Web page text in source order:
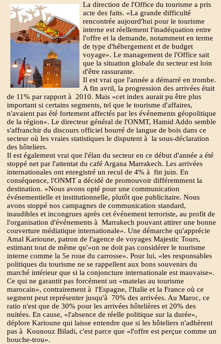
La direction de l'Office du tourisme a pris
acte des faits. «La grande difficulté
rencontrée aujourd'hui pour le tourisme
interne est réellement l'inadéquation entre
l'offre et la demande, notamment en terme
de type d'hébergement et de budget
voyage». Le management de l'Office sait
que la situation globale du secteur est loin
d'être rassurante.
Il est vrai que l'année a démarré en trombe.
A fin avril, la progression des arrivées était
de 11% par rapport à 2010. Mais «cet index aurait pu être plus
important si certains segments, tel que le tourisme d'affaires,
n'avaient pas été fortement affectés par les événements géopolitique
de la région». Le directeur général de l'ONMT, Hamid Addo semble
s'affranchir du discours officiel bourré de langue de bois dans ce
secteur où les vraies statistiques le disputent à la sous-déclaration
des hôteliers.
Il est également vrai que l'élan du secteur en ce début d'année a été
stoppé net par l'attentat du café Argana Marrakech. Les arrivées
internationales ont enregistré un recul de 4% à fin juin. En
conséquence, l'ONMT a décidé de promouvoir différemment la
destination. «Nous avons opté pour une communication
événementielle et institutionnelle, plutôt que publicitaire. Nous
avons stoppé nos campagnes de communication standard,
inaudibles et incongrues après cet événement terroriste, au profit de
l'organisation d'événements à Marrakech pouvant attirer une bonne
couverture médiatique internationale». Une démarche qu'apprécie
Amal Karioune, patron de l'agence de voyages Majestic Tours,
estimant tout de même qu'«on ne doit pas considérer le tourisme
interne comme la 5e roue du carrosse». Pour lui, «les responsables
politiques du tourisme ne se rappellent aux bons souvenirs du
marché intérieur que si la conjoncture internationale est mauvaise».
Ce qui ne garantit pas forcément un «matelas au tourisme
marocain», contrairement à l'Espagne, l'Italie et la France où ce
segment peut représenter jusqu'à 70% des arrivées. Au Maroc, ce
ratio n'est que de 30% pour les arrivées hôtelières et 20% des
nuitées. En cause, «l'absence de réelle politique sur la durée»,
déplore Karioune qui laisse entendre que si les hôteliers n'adhèrent
pas à Kounouz Biladi, c'est parce que «l'offre est perçue comme un
bouche-trou».